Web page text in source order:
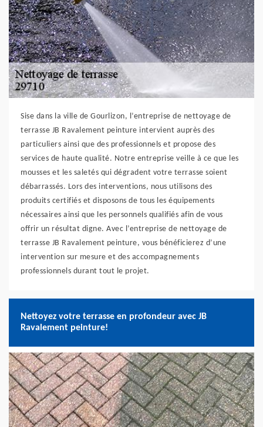
Sise dans la ville de Gourlizon, l’entreprise de nettoyage de
terrasse JB Ravalement peinture intervient auprès des
particuliers ainsi que des professionnels et propose des
services de haute qualité. Notre entreprise veille à ce que les
mousses et les saletés qui dégradent votre terrasse soient
débarrassés. Lors des interventions, nous utilisons des
produits certifiés et disposons de tous les équipements
nécessaires ainsi que les personnels qualifiés afin de vous
offrir un résultat digne. Avec l’entreprise de nettoyage de
terrasse JB Ravalement peinture, vous bénéficierez d’une
intervention sur mesure et des accompagnements
professionnels durant tout le projet.
Nettoyez votre terrasse en profondeur avec JB
Ravalement peinture!